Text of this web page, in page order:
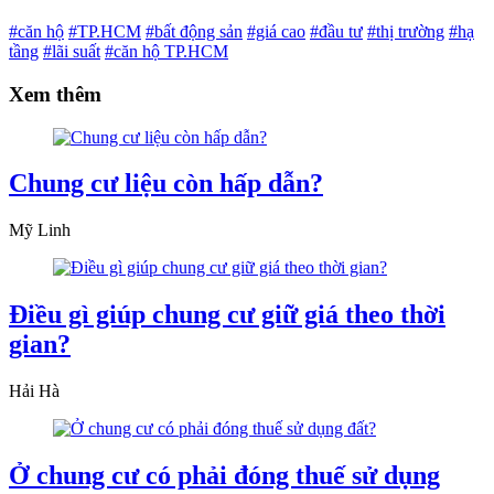
#căn hộ #TP.HCM #bất động sản #giá cao #đầu tư #thị trường #hạ
tầng #lãi suất #căn hộ TP.HCM
Xem thêm
Chung cư liệu còn hấp dẫn?
Mỹ Linh
Điều gì giúp chung cư giữ giá theo thời
gian?
Hải Hà
Ở chung cư có phải đóng thuế sử dụng